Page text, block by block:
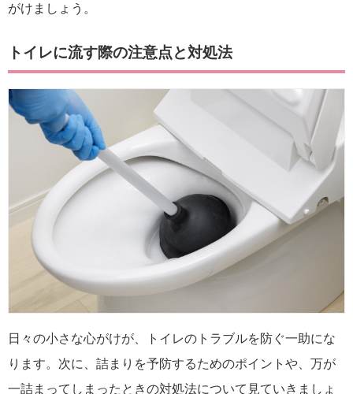
がけましょう。
トイレに流す際の注意点と対処法
日々の小さな心がけが、トイレのトラブルを防ぐ一助にな
ります。次に、詰まりを予防するためのポイントや、万が
一詰まってしまったときの対処法について見ていきましょ